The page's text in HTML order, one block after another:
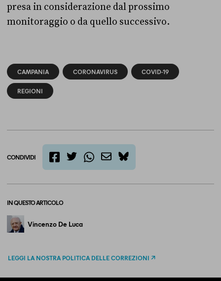
presa in considerazione dal prossimo
monitoraggio o da quello successivo.
CAMPANIA CORONAVIRUS COVID-19
REGIONI
CONDIVIDI
bluesky
IN QUESTO ARTICOLO
Vincenzo De Luca
LEGGI LA NOSTRA POLITICA DELLE CORREZIONI